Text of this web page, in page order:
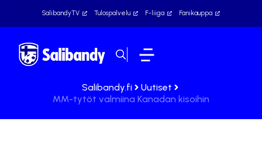
SalibandyTV Tulospalvelu F-liiga Fanikauppa
Salibandy.fi
Uutiset
MM-tytöt valmiina Kanadan kisoihin